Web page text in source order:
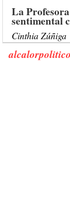
La
sentimental
Cinthia Zúñiga